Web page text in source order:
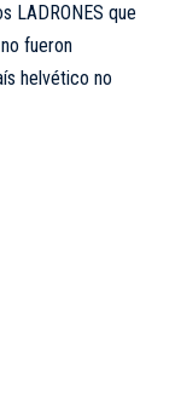
LADRONES que
fueron
helvético no